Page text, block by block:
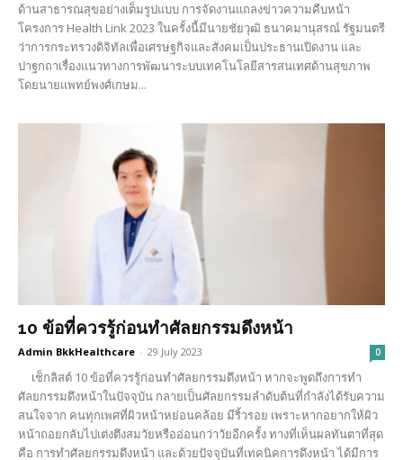
ด้านสาธารณสุขอย่างเต็มรูปแบบ การจัดงานแถลงข่าวความคืบหน้า
โครงการ Health Link 2023 ในครั้งนี้มีนายชัยวุฒิ ธนาคมานุสรณ์ รัฐมนตรี
ว่าการกระทรวงดิจิทัลเพื่อเศรษฐกิจและสังคมเป็นประธานเปิดงาน และ
ปาฐกถาเรื่องแนวทางการพัฒนาระบบเทคโนโลยีสารสนเทศด้านสุขภาพ
โดยนายแพทย์พงศ์เกษม...
10 ข้อที่ควรรู้ก่อนทำศัลยกรรมดึงหน้า
Admin BkkHealthcare - 29 July 2023 0
เช็กลิสต์ 10 ข้อที่ควรรู้ก่อนทำศัลยกรรมดึงหน้า หากจะพูดถึงการทำ
ศัลยกรรมดึงหน้าในปัจจุบัน กลายเป็นศัลยกรรมลำดับต้นที่กำลังได้รับความ
สนใจจาก คนทุกเพศที่ผิวหน้าหย่อนคล้อย มีริ้วรอย เพราะหากอยากให้ผิว
หน้าถอยกลับไปเต่งตึงสมวัยหรืออ่อนกว่าวัยอีกครั้ง ทางที่เห็นผลทันตาที่สุด
คือ การทำศัลยกรรมดึงหน้า และด้วยปัจจุบันที่เทคนิคการดึงหน้า ได้มีการ